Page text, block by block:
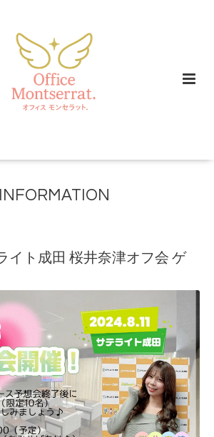
INFORMATION
イト成田 桜井奈津オフ会 ゲ